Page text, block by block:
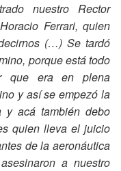
nuestro Rector
Ferrari, quien
(…) Se tardó
porque está todo
que era en plena
y así se empezó la
y acá también debo
quien lleva el juicio
de la aeronáutica
a nuestro